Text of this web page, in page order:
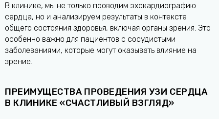
В клинике, мы не только проводим эхокардиографию
сердца, но и анализируем результаты в контексте
общего состояния здоровья, включая органы зрения. Это
особенно важно для пациентов с сосудистыми
заболеваниями, которые могут оказывать влияние на
зрение.
ПРЕИМУЩЕСТВА ПРОВЕДЕНИЯ УЗИ СЕРДЦА
В КЛИНИКЕ «СЧАСТЛИВЫЙ ВЗГЛЯД»